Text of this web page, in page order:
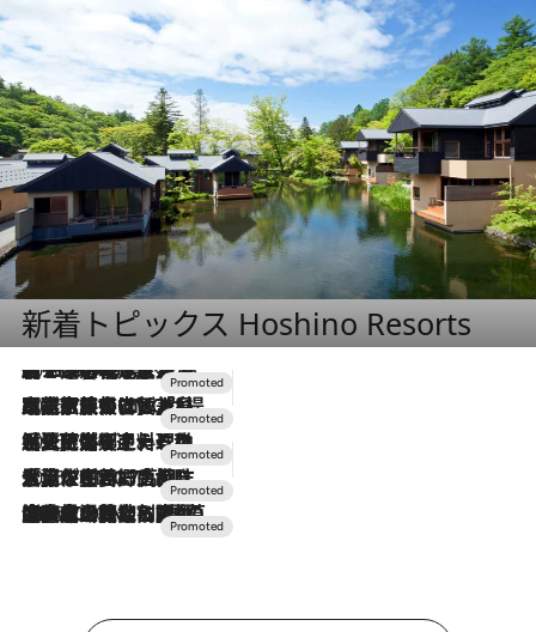
新着トピックス Hoshino Resorts
2026.8.7
【トンボの足水浴】ヒノキの香りに包まれて涼感マックス！約13℃の湧水かけ流しを避暑地「星野温泉 トンボの湯」で体験
2026.7.31
【ホテル帰省】という選択肢をOMOが提案。家族とほどよい距離を保つには「昼は実家、夜は気兼ねなくホテルで！」
2026.7.24
【夏限定ディナーコース】旬を迎える稚鮎や花ズッキーニなどをイタリア・トスカーナの郷土料理の手法で満喫！
2026.7.17
「土佐和ハーブかき氷」がOMO7高知に登場！生姜、山椒、大葉など目にも舌にも涼を呼ぶ郷土の味
2026.7.10
NEW OPEN！【界 草津】名湯の地に誕生。趣の異なる2種の温泉と上州ならではの会席・蕎麦割烹など美食を味わう究極の癒やし旅